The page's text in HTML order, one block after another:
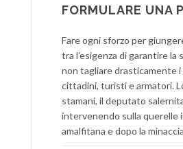
FORMULARE UNA
Fare ogni sforzo per
tra l’esigenza di garantire la
non tagliare drasticamente
cittadini, turisti e armatori.
stamani, il deputato
intervenendo sulla querelle
amalfitana e dopo la